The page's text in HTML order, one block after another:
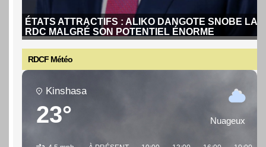
ÉTATS ATTRACTIFS : ALIKO DANGOTE SNOBE LA
RDC MALGRÉ SON POTENTIEL ÉNORME
ÉTATS ATTRACTIFS : ALIKO DANGOTE SNOBE
LA RDC MALGRÉ SON POTENTIEL ÉNORME
RDCF Météo
Kinshasa
23° Nuageux